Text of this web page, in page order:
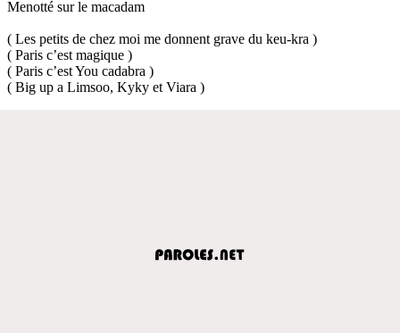
Menotté sur le macadam
( Les petits de chez moi me donnent grave du keu-kra )
( Paris c’est magique )
( Paris c’est You cadabra )
( Big up a Limsoo, Kyky et Viara )